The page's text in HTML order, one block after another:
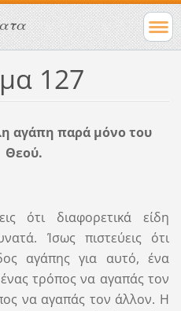
127
αγάπη παρά μόνο του
Θεού.
ότι διαφορετικά είδη
Ίσως πιστεύεις ότι
αγάπης για αυτό, ένα
τρόπος να αγαπάς τον
να αγαπάς τον άλλον. Η